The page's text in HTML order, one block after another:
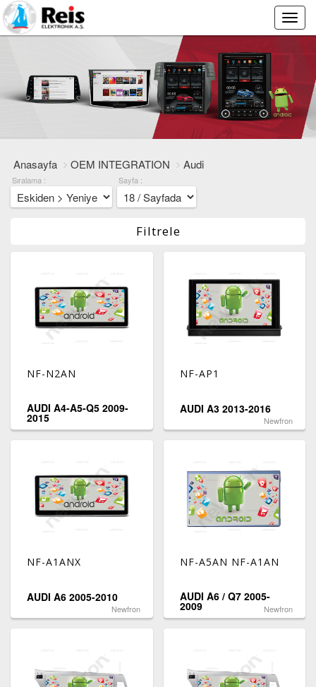
Main
Menu
Anasayfa OEM INTEGRATION Audi
Sıralama : Sayfa :
Filtrele
NF-N2AN
AUDI A4-A5-Q5 2009-
2015
NF-AP1
AUDI A3 2013-2016
Newfron
NF-A1ANX
AUDI A6 2005-2010
Newfron
NF-A5AN NF-A1AN
AUDI A6 / Q7 2005-
2009 Newfron